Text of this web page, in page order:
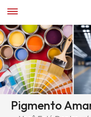
Pigmento